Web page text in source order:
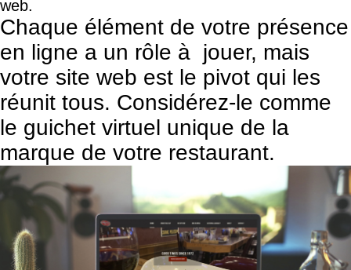
web.
Chaque élément de votre présence
en ligne a un rôle à jouer, mais
votre site web est le pivot qui les
réunit tous. Considérez-le comme
le guichet virtuel unique de la
marque de votre restaurant.